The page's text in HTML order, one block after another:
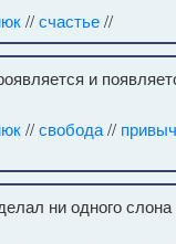
//счастье//
и
//свобода//
ни одного